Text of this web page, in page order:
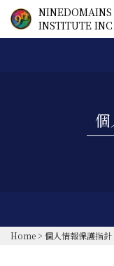
NINEDOMAINS
INSTITUTE INC.
Home> 個人情報保護指針